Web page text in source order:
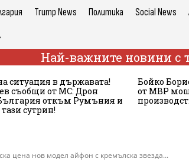
Trump News Политика Social News
Най-важните новини с
ситуация в държавата!
съобщи от МС: Дрон
откъм Румъния и
сутрин!
Бойко
от МВР
цена нов модел айфон с кремълска звезда...